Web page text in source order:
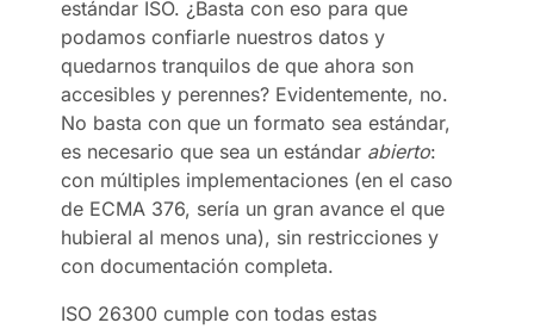
estándar ISO. ¿Basta con eso para que
podamos confiarle nuestros datos y
quedarnos tranquilos de que ahora son
accesibles y perennes? Evidentemente, no.
No basta con que un formato sea estándar,
es necesario que sea un estándar abierto:
con múltiples implementaciones (en el caso
de ECMA 376, sería un gran avance el que
hubieral al menos una), sin restricciones y
con documentación completa.
ISO 26300 cumple con todas estas